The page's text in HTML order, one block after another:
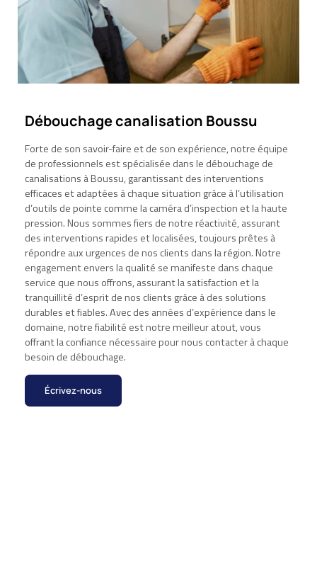
Débouchage canalisation Boussu
Forte de son savoir-faire et de son expérience, notre équipe
de professionnels est spécialisée dans le débouchage de
canalisations à Boussu, garantissant des interventions
efficaces et adaptées à chaque situation grâce à l’utilisation
d’outils de pointe comme la caméra d’inspection et la haute
pression. Nous sommes fiers de notre réactivité, assurant
des interventions rapides et localisées, toujours prêtes à
répondre aux urgences de nos clients dans la région. Notre
engagement envers la qualité se manifeste dans chaque
service que nous offrons, assurant la satisfaction et la
tranquillité d’esprit de nos clients grâce à des solutions
durables et fiables. Avec des années d’expérience dans le
domaine, notre fiabilité est notre meilleur atout, vous
offrant la confiance nécessaire pour nous contacter à chaque
besoin de débouchage.
Écrivez-nous